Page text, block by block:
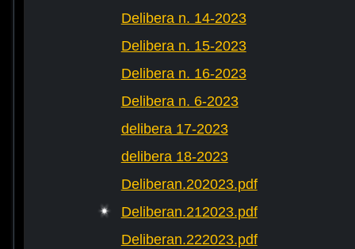
Delibera n. 14-2023
Delibera n. 15-2023
Delibera n. 16-2023
Delibera n. 6-2023
delibera 17-2023
delibera 18-2023
Deliberan.202023.pdf
Deliberan.212023.pdf
Deliberan.222023.pdf